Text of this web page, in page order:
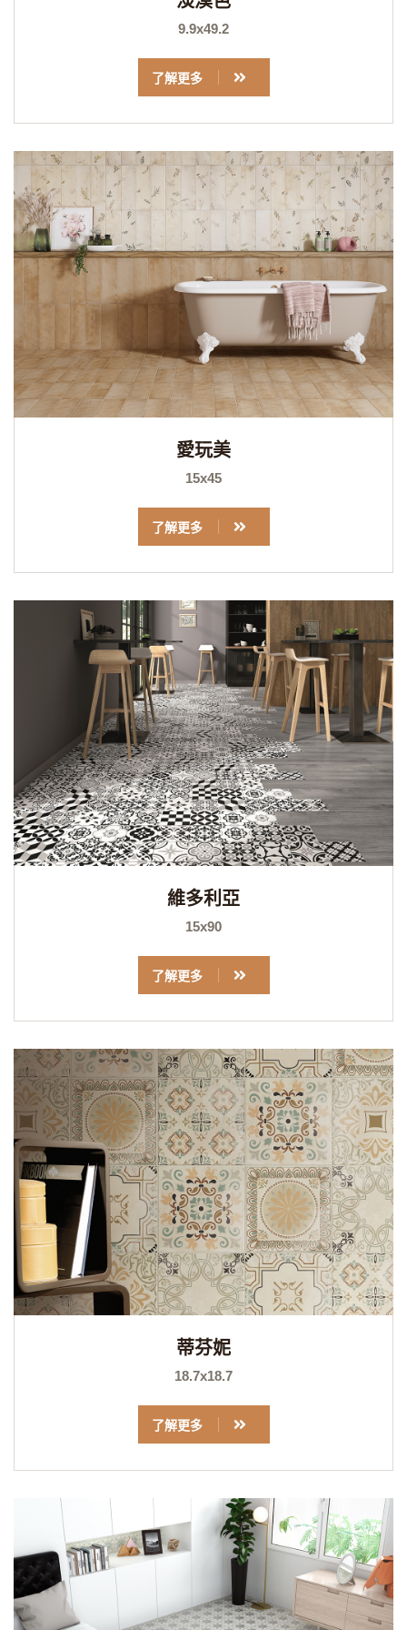
9.9x49.2
了解更多
愛玩美
15x45
了解更多
維多利亞
15x90
了解更多
蒂芬妮
18.7x18.7
了解更多